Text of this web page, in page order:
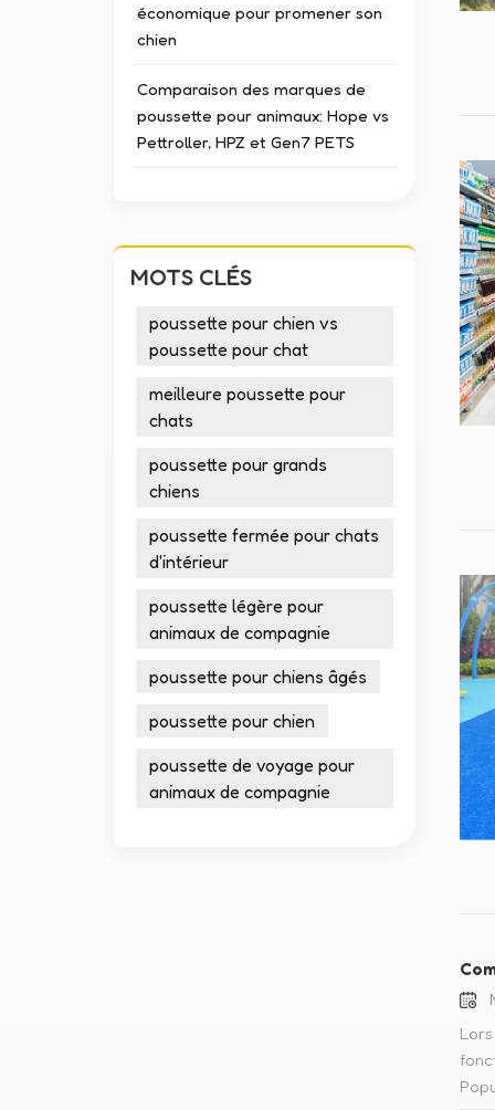
économique pour promener son
chien
Comparaison des marques de
poussette pour animaux: Hope vs
Pettroller, HPZ et Gen7 PETS
MOTS CLÉS
poussette pour chien vs
poussette pour chat
meilleure poussette pour
chats
poussette pour grands
chiens
poussette fermée pour chats
d'intérieur
poussette légère pour
animaux de compagnie
poussette pour chiens âgés
poussette pour chien
poussette de voyage pour
animaux de compagnie